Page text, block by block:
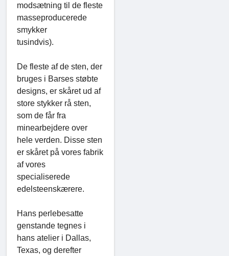
modsætning til de fleste
masseproducerede
smykker
tusindvis).
De fleste af de sten, der
bruges i Barses støbte
designs, er skåret ud af
store stykker rå sten,
som de får fra
minearbejdere over
hele verden. Disse sten
er skåret på vores fabrik
af vores
specialiserede
edelsteenskærere.
Hans perlebesatte
genstande tegnes i
hans atelier i Dallas,
Texas, og derefter